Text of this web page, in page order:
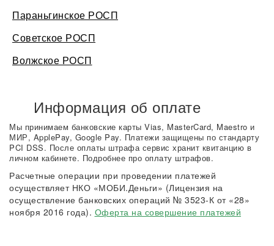
Параньгинское РОСП
Советское РОСП
Волжское РОСП
Информация об оплате
Мы принимаем банковские карты Vias, MasterCard, Maestro и
МИР, ApplePay, Google Pay. Платежи защищены по стандарту
PCI DSS. После оплаты штрафа сервис хранит квитанцию в
личном кабинете. Подробнее про оплату штрафов.
Расчетные операции при проведении платежей
осуществляет НКО «МОБИ.Деньги» (Лицензия на
осуществление банковских операций № 3523-К от «28»
ноября 2016 года). Оферта на совершение платежей